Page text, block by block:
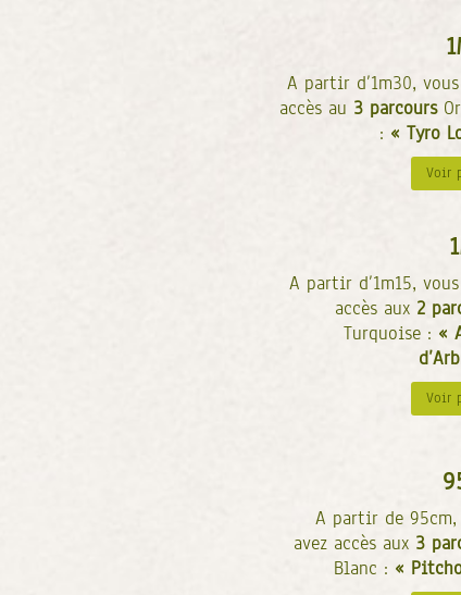
A partir d’1m30,
accès au 3 parcours
: « Tyro
Voir
A partir d’1m15,
accès aux 2
Turquoise : «
Voir
A partir de 95cm,
avez accès aux 3
Blanc : «